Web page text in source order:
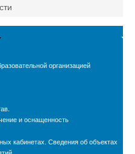
организацией
и оснащенность
кабинетах. Сведения об объектах